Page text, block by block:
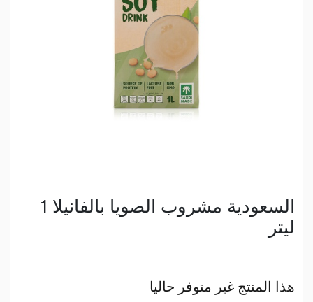
السعودية مشروب الصويا بالفانيلا 1
ليتر
هذا المنتج غير متوفر حاليا